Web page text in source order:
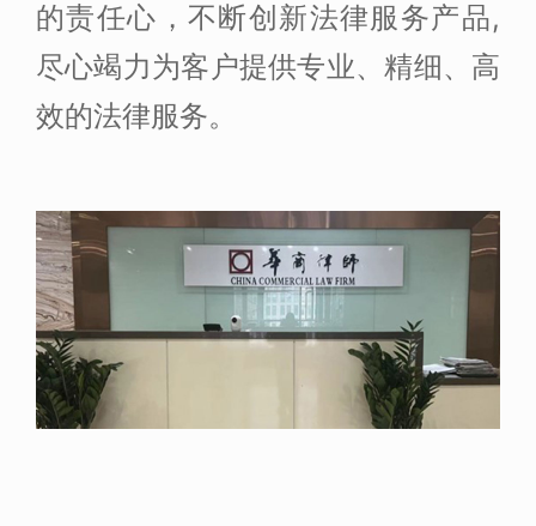
的责任心，不断创新法律服务产品,
尽心竭力为客户提供专业、精细、高
效的法律服务。